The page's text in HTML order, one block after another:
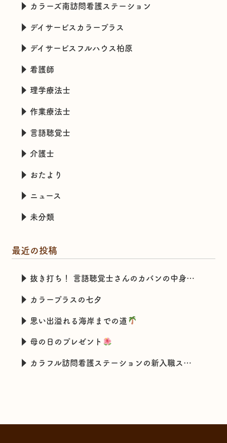
カラーズ南訪問看護ステーション
デイサービスカラープラス
デイサービスフルハウス柏原
看護師
理学療法士
作業療法士
言語聴覚士
介護士
おたより
ニュース
未分類
最近の投稿
抜き打ち！ 言語聴覚士さんのカバンの中身チェック
カラープラスの七夕
思い出溢れる海岸までの道
母の日のプレゼント
カラフル訪問看護ステーションの新入職スタッフの特技とは・・・